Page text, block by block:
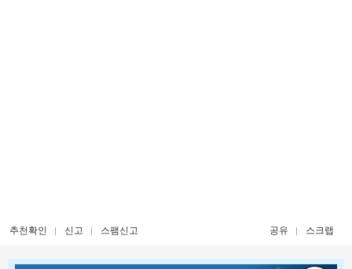
추천확인 신고 스팸신고 공유 스크랩